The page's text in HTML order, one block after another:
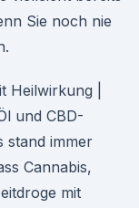
Sie noch nie
Heilwirkung |
und CBD-
stand immer
Cannabis,
mit